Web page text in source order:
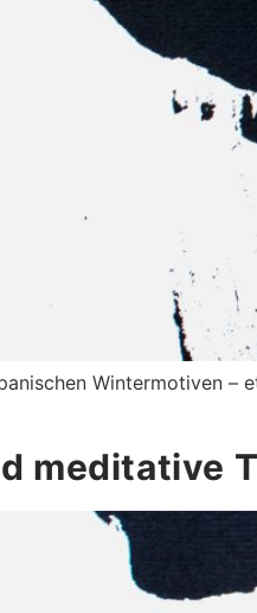
Wintermotiven –
meditative